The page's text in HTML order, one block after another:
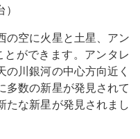
の空に火星と土星、アン
ができます。アンタレ
川銀河の中心方向近く
多数の新星が発見されて
たな新星が発見されまし